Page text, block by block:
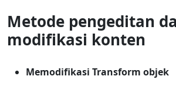
Metode pengeditan
modifikasi konten
Memodifikasi Transform objek